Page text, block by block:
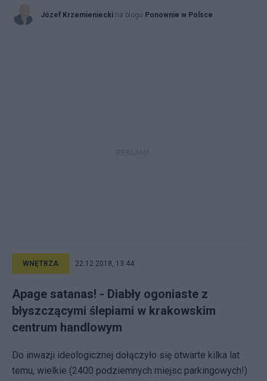
Józef Krzemieniecki na blogu Ponownie w Polsce
WNĘTRZA 22.12.2018, 13:44
Apage satanas! - Diabły ogoniaste z
błyszczącymi ślepiami w krakowskim
centrum handlowym
Do inwazji ideologicznej dołączyło się otwarte kilka lat
temu, wielkie (2400 podziemnych miejsc parkingowych!)